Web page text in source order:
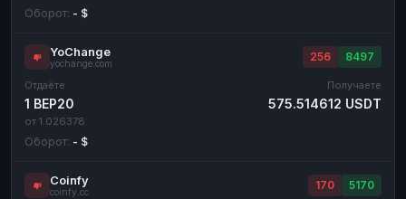
Оборот: - $
YoChange
yochange.com
256 8497
Отдаёте
1 BEP20
от 1.026378
Получаете
575.514612 USDT
Оборот: - $
Coinfy
coinfy.cc
170 5170